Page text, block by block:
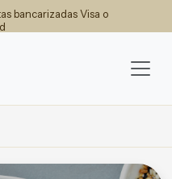
bancarizadas Visa o